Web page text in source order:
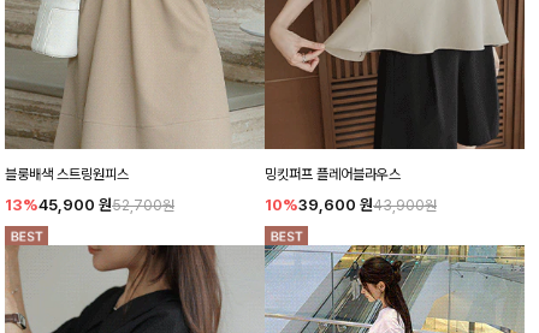
블룽배색 스트링원피스
13%45,900 원52,700원
밍킷퍼프 플레어블라우스
10%39,600 원43,900원